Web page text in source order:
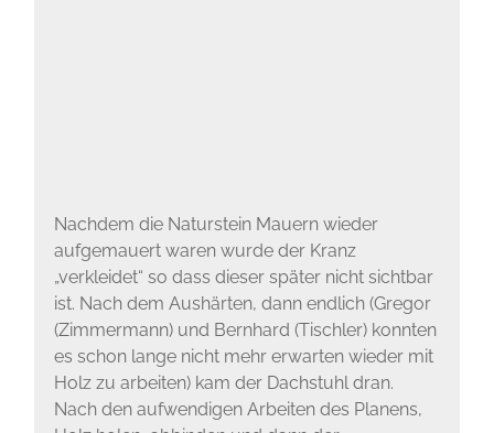
Nachdem die Naturstein Mauern wieder
aufgemauert waren wurde der Kranz
„verkleidet“ so dass dieser später nicht sichtbar
ist. Nach dem Aushärten, dann endlich (Gregor
(Zimmermann) und Bernhard (Tischler) konnten
es schon lange nicht mehr erwarten wieder mit
Holz zu arbeiten) kam der Dachstuhl dran.
Nach den aufwendigen Arbeiten des Planens,